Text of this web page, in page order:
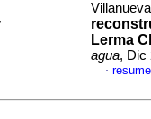
Lerma
agua, Dic
·